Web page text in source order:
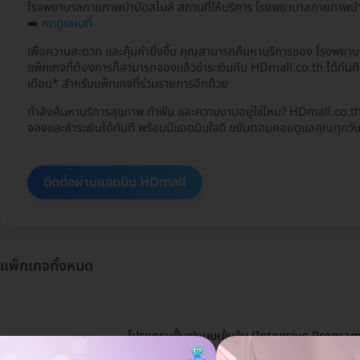
โรงพยาบาลกายภาพบำบัดสไมล์ สถานที่ให้บริการ โรงพยาบาลกายภ
➡️ กดดูแผนที่
เพื่อความสะดวก และคุ้มค่ายิ่งขึ้น คุณสามารถค้นหาบริการของ โรงพย
แพ็กเกจที่ต้องการก็สามารถจองแล้วชำระเงินกับ HDmall.co.th ได้
เดือน* สำหรับแพ็กเกจที่ร่วมรายการอีกด้วย
กำลังค้นหาบริการสุขภาพ ทำฟัน และความงามอยู่ใช่ไหม?
จองและชำระเงินได้ทันที พร้อมมีแอดมินใจดี ขยันตอบคอยดูแลคุณทุกวั
ติดต่อผ่านแอดมิน HDmall
แพ็กเกจทั้งหมด
โปรแกรมฟื้นฟูแบบเข้มข้น (Intensive
กายภาพบำบัดแบบ 1 ครั้งต่อวัน โดยนักกายภา